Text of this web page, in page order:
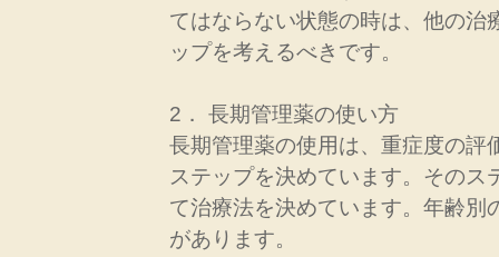
てはならない状態の時は、他の治
ップを考えるべきです。
2． 長期管理薬の使い方
長期管理薬の使用は、重症度の評
ステップを決めています。そのス
て治療法を決めています。年齢別
があります。